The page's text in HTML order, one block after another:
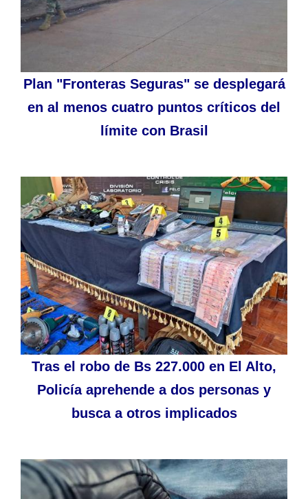
Plan "Fronteras Seguras" se desplegará
en al menos cuatro puntos críticos del
límite con Brasil
Tras el robo de Bs 227.000 en El Alto,
Policía aprehende a dos personas y
busca a otros implicados